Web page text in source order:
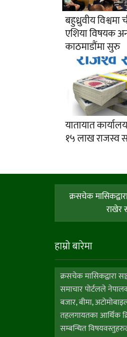
बहुध्रुवीय विश्वमा
एशिया विषयक
काठमाडौंमा सुरु
यातायात
१५ लाख राजस्व
क्रसचेक
राखेर
हाम्राे बारेमा
क्रसचेक मासिकद्वारा
समाचार पोर्टलले
बजार, बीमा,
तहलगायतका आर्थिक
सम्बन्धित